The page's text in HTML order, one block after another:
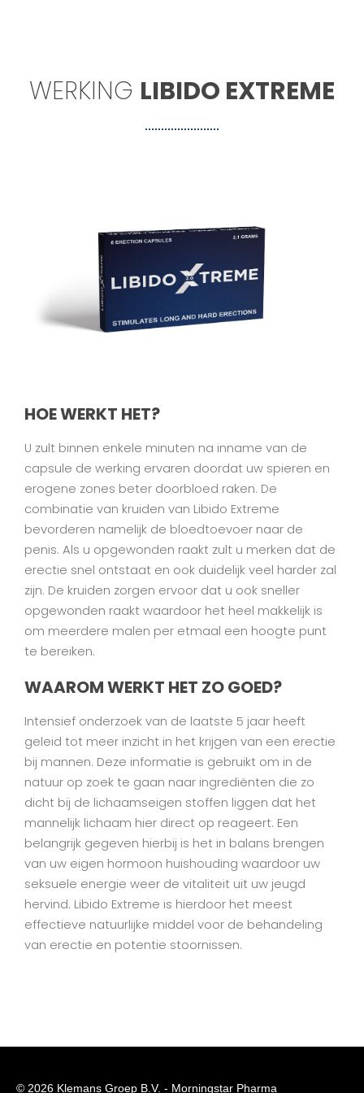
WERKING LIBIDO EXTREME
HOE WERKT HET?
U zult binnen enkele minuten na inname van de
capsule de werking ervaren doordat uw spieren en
erogene zones beter doorbloed raken. De
combinatie van kruiden van Libido Extreme
bevorderen namelijk de bloedtoevoer naar de
penis. Als u opgewonden raakt zult u merken dat de
erectie snel ontstaat en ook duidelijk veel harder zal
zijn. De kruiden zorgen ervoor dat u ook sneller
opgewonden raakt waardoor het heel makkelijk is
om meerdere malen per etmaal een hoogte punt
te bereiken.
WAAROM WERKT HET ZO GOED?
Intensief onderzoek van de laatste 5 jaar heeft
geleid tot meer inzicht in het krijgen van een erectie
bij mannen. Deze informatie is gebruikt om in de
natuur op zoek te gaan naar ingrediënten die zo
dicht bij de lichaamseigen stoffen liggen dat het
mannelijk lichaam hier direct op reageert. Een
belangrijk gegeven hierbij is het in balans brengen
van uw eigen hormoon huishouding waardoor uw
seksuele energie weer de vitaliteit uit uw jeugd
hervind. Libido Extreme is hierdoor het meest
effectieve natuurlijke middel voor de behandeling
van erectie en potentie stoornissen.
© 2026 Klemans Groep B.V. - Morningstar Pharma